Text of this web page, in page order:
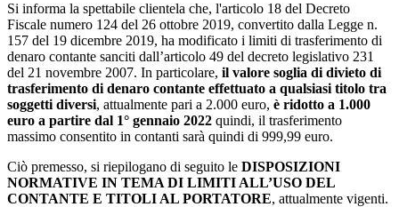
Si informa la spettabile clientela che, l'articolo 18 del Decreto
Fiscale numero 124 del 26 ottobre 2019, convertito dalla Legge n.
157 del 19 dicembre 2019, ha modificato i limiti di trasferimento di
denaro contante sanciti dall’articolo 49 del decreto legislativo 231
del 21 novembre 2007. In particolare, il valore soglia di divieto di
trasferimento di denaro contante effettuato a qualsiasi titolo tra
soggetti diversi, attualmente pari a 2.000 euro, è ridotto a 1.000
euro a partire dal 1° gennaio 2022 quindi, il trasferimento
massimo consentito in contanti sarà quindi di 999,99 euro.
Ciò premesso, si riepilogano di seguito le DISPOSIZIONI
NORMATIVE IN TEMA DI LIMITI ALL’USO DEL
CONTANTE E TITOLI AL PORTATORE, attualmente vigenti.